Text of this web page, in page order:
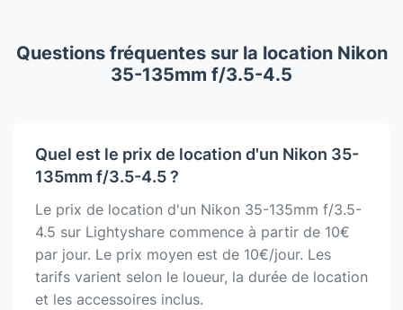
Questions fréquentes sur la location Nikon
35-135mm f/3.5-4.5
Quel est le prix de location d'un Nikon 35-
135mm f/3.5-4.5 ?
Le prix de location d'un Nikon 35-135mm f/3.5-
4.5 sur Lightyshare commence à partir de 10€
par jour. Le prix moyen est de 10€/jour. Les
tarifs varient selon le loueur, la durée de location
et les accessoires inclus.